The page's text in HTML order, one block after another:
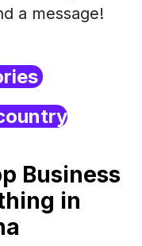
a message!
Business
in